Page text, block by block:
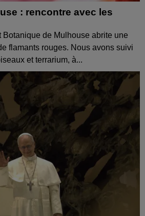
: rencontre avec les
Botanique de Mulhouse abrite une
flamants rouges. Nous avons suivi
et terrarium, à...